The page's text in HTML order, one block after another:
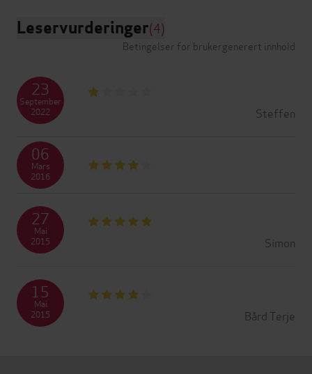
Leservurderinger(4)
Betingelser for brukergenerert innhold
Steffen
23
September
2022
06
Mars
2016
Simon
27
Mai
2015
Bård Terje
15
Mai
2015